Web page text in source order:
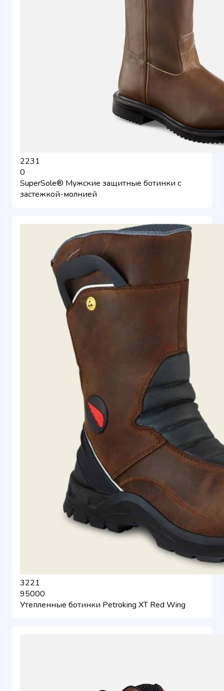
2231
0
SuperSole® Мужские защитные ботинки с
застежкой-молнией
3221
95000
Утепленные ботинки Petroking XT Red Wing